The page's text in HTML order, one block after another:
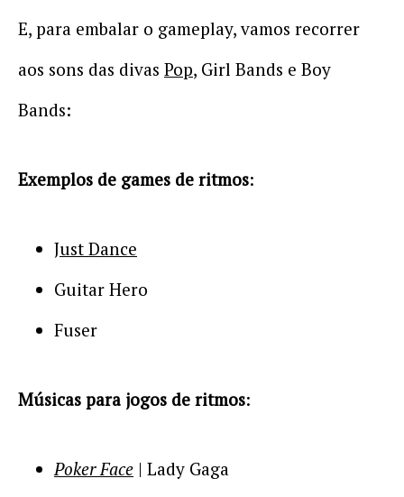
E, para embalar o gameplay, vamos recorrer
aos sons das divas Pop, Girl Bands e Boy
Bands:
Exemplos de games de ritmos:
Just Dance
Guitar Hero
Fuser
Músicas para jogos de ritmos:
Poker Face | Lady Gaga